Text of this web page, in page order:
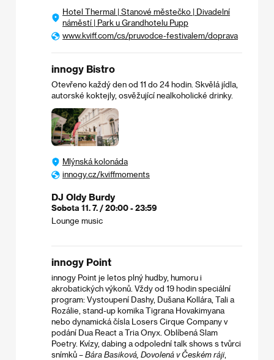
Hotel Thermal | Stanové městečko | Divadelní
náměstí | Park u Grandhotelu Pupp
www.kviff.com/cs/pruvodce-festivalem/doprava
innogy Bistro
Otevřeno každý den od 11 do 24 hodin. Skvělá jídla,
autorské koktejly, osvěžující nealkoholické drinky.
Mlýnská kolonáda
innogy.cz/kviffmoments
DJ Oldy Burdy
Sobota 11. 7. / 20:00 - 23:59
Lounge music
innogy Point
innogy Point je letos plný hudby, humoru i
akrobatických výkonů. Vždy od 19 hodin speciální
program: Vystoupení Dashy, Dušana Kollára, Tali a
Rozálie, stand-up komika Tigrana Hovakimyana
nebo dynamická čísla Losers Cirque Company v
podání Dua React a Tria Onyx. Oblíbená Slam
Poetry. Kvízy, dabing a odpolední talk shows s tvůrci
snímků – Bára Basiková, Dovolená v Českém ráji,